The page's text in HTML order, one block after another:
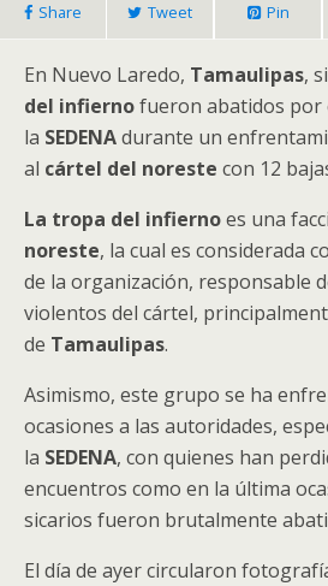
Share Tweet Pin
En Nuevo Laredo, Tamaulipas,
del infiernofueron abatidos por
la SEDENAdurante un
al cártel del noreste con 12
La tropa del infiernoes una
noreste, la cual es considerada
de la organización, responsable
violentos del cártel,
de Tamaulipas.
Asimismo, este grupo se ha
ocasiones a las autoridades,
la SEDENA, con quienes han
encuentros como en la última
sicarios fueron brutalmente
El día de ayer circularon